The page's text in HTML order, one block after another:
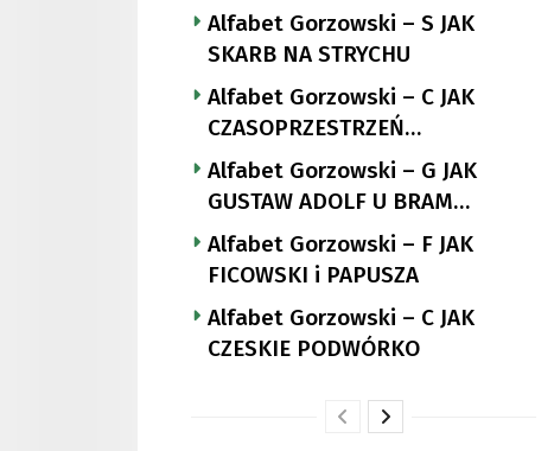
Alfabet Gorzowski – S JAK
SKARB NA STRYCHU
Alfabet Gorzowski – C JAK
CZASOPRZESTRZEŃ
NUTTGENSA
Alfabet Gorzowski – G JAK
GUSTAW ADOLF U BRAM
LANDSBERGA
Alfabet Gorzowski – F JAK
FICOWSKI i PAPUSZA
Alfabet Gorzowski – C JAK
CZESKIE PODWÓRKO